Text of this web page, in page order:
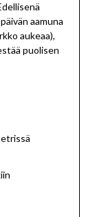
aamuna
aukeaa),
puolisen